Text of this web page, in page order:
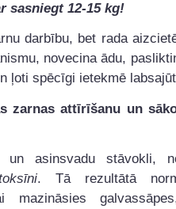
sasniegt 12-15 kg!
darbību, bet rada
novecina ādu,
ļoti spēcīgi ietekmē
zarnas attīrīšanu un
asinsvadu stāvokli,
. Tā rezultātā
mazināsies